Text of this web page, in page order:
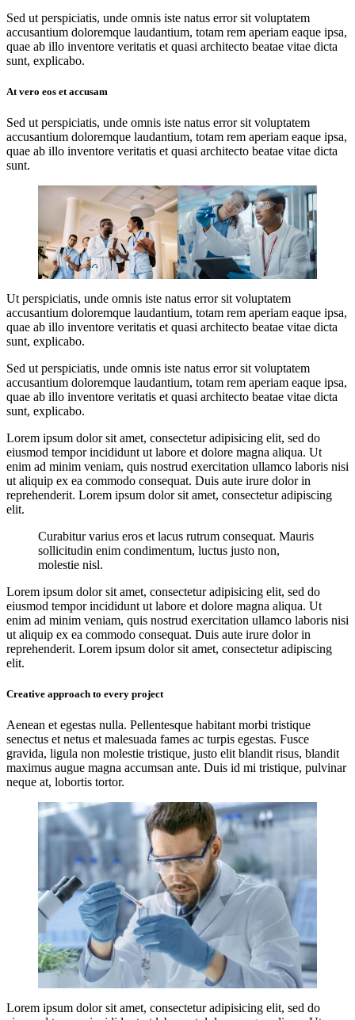
Sed ut perspiciatis, unde omnis iste natus error sit voluptatem
accusantium doloremque laudantium, totam rem aperiam eaque ipsa,
quae ab illo inventore veritatis et quasi architecto beatae vitae dicta
sunt, explicabo.
At vero eos et accusam
Sed ut perspiciatis, unde omnis iste natus error sit voluptatem
accusantium doloremque laudantium, totam rem aperiam eaque ipsa,
quae ab illo inventore veritatis et quasi architecto beatae vitae dicta
sunt.
Ut perspiciatis, unde omnis iste natus error sit voluptatem
accusantium doloremque laudantium, totam rem aperiam eaque ipsa,
quae ab illo inventore veritatis et quasi architecto beatae vitae dicta
sunt, explicabo.
Sed ut perspiciatis, unde omnis iste natus error sit voluptatem
accusantium doloremque laudantium, totam rem aperiam eaque ipsa,
quae ab illo inventore veritatis et quasi architecto beatae vitae dicta
sunt, explicabo.
Lorem ipsum dolor sit amet, consectetur adipisicing elit, sed do
eiusmod tempor incididunt ut labore et dolore magna aliqua. Ut
enim ad minim veniam, quis nostrud exercitation ullamco laboris nisi
ut aliquip ex ea commodo consequat. Duis aute irure dolor in
reprehenderit. Lorem ipsum dolor sit amet, consectetur adipiscing
elit.
Curabitur varius eros et lacus rutrum consequat. Mauris
sollicitudin enim condimentum, luctus justo non,
molestie nisl.
Lorem ipsum dolor sit amet, consectetur adipisicing elit, sed do
eiusmod tempor incididunt ut labore et dolore magna aliqua. Ut
enim ad minim veniam, quis nostrud exercitation ullamco laboris nisi
ut aliquip ex ea commodo consequat. Duis aute irure dolor in
reprehenderit. Lorem ipsum dolor sit amet, consectetur adipiscing
elit.
Creative approach to every project
Aenean et egestas nulla. Pellentesque habitant morbi tristique
senectus et netus et malesuada fames ac turpis egestas. Fusce
gravida, ligula non molestie tristique, justo elit blandit risus, blandit
maximus augue magna accumsan ante. Duis id mi tristique, pulvinar
neque at, lobortis tortor.
Lorem ipsum dolor sit amet, consectetur adipisicing elit, sed do